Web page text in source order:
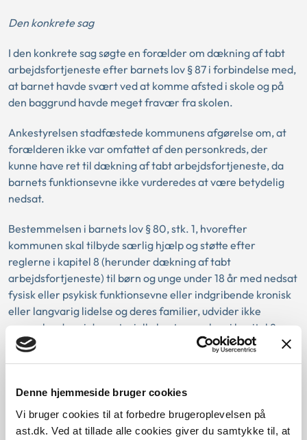
Denne hjemmeside bruger cookies
Vi bruger cookies til at forbedre brugeroplevelsen på
ast.dk. Ved at tillade alle cookies giver du samtykke til, at
Den konkrete sag
I den konkrete sag søgte en forælder om dækning af tabt
arbejdsfortjeneste efter barnets lov § 87 i forbindelse med,
at barnet havde svært ved at komme afsted i skole og på
den baggrund havde meget fravær fra skolen.
Ankestyrelsen stadfæstede kommunens afgørelse om, at
forælderen ikke var omfattet af den personkreds, der
kunne have ret til dækning af tabt arbejdsfortjeneste, da
barnets funktionsevne ikke vurderedes at være betydelig
nedsat.
Bestemmelsen i barnets lov § 80, stk. 1, hvorefter
kommunen skal tilbyde særlig hjælp og støtte efter
reglerne i kapitel 8 (herunder dækning af tabt
arbejdsfortjeneste) til børn og unge under 18 år med nedsat
fysisk eller psykisk funktionsevne eller indgribende kronisk
eller langvarig lidelse og deres familier, udvider ikke
personkredsen i de materielle bestemmelser i kapitel 8, og
denne bestemmelse havde derfor ikke betydning for
Ankestyrelsens vurdering af sagen.
Baggrund for at behandle sagen principielt